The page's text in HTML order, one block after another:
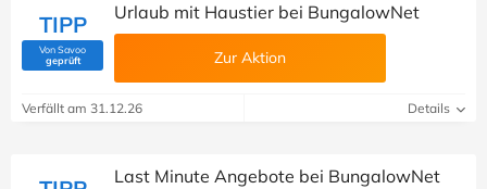
TIPP
Von Savoo
geprüft(Von Savoo geprüft)
Urlaub mit Haustier bei BungalowNet
Zur Aktion
Verfällt am 31.12.26 Details
Last Minute Angebote bei BungalowNet